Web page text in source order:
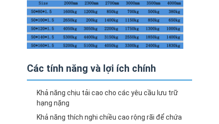
Các tính năng và lợi ích chính
Khả năng chịu tải cao cho các yêu cầu lưu trữ
hạng nặng
Khả năng thích nghi chiều cao rộng rãi để chứa